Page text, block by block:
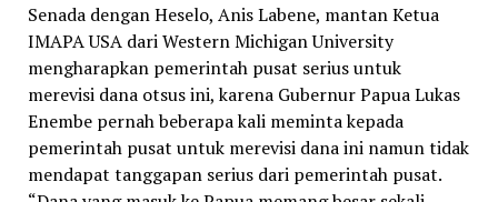
Senada dengan Heselo, Anis Labene, mantan Ketua
IMAPA USA dari Western Michigan University
mengharapkan pemerintah pusat serius untuk
merevisi dana otsus ini, karena Gubernur Papua Lukas
Enembe pernah beberapa kali meminta kepada
pemerintah pusat untuk merevisi dana ini namun tidak
mendapat tanggapan serius dari pemerintah pusat.